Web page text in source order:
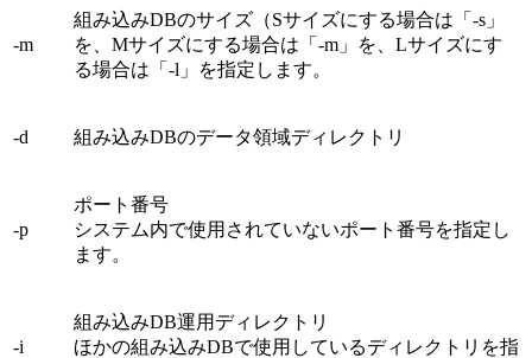
-m
組み込みDBのサイズ（Sサイズにする場合は「-s」
を、Mサイズにする場合は「-m」を、Lサイズにす
る場合は「-l」を指定します。
-d 組み込みDBのデータ領域ディレクトリ
-p
ポート番号
システム内で使用されていないポート番号を指定し
ます。
-i
組み込みDB運用ディレクトリ
ほかの組み込みDBで使用しているディレクトリを指